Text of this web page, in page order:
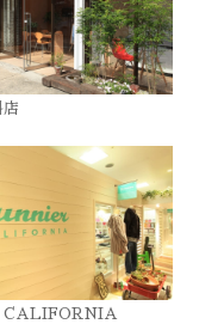
店
CALIFORNIA